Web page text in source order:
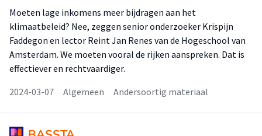
Moeten lage inkomens meer bijdragen aan het
klimaatbeleid? Nee, zeggen senior onderzoeker Krispijn
Faddegon en lector Reint Jan Renes van de Hogeschool van
Amsterdam. We moeten vooral de rijken aanspreken. Dat is
effectiever en rechtvaardiger.
2024-03-07
Algemeen Andersoortig materiaal